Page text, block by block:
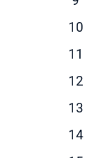
Estimasi waktu
Solusi seimbang
Tersedia layanan
via Laut
Estimasi waktu
10
11
12
13
14